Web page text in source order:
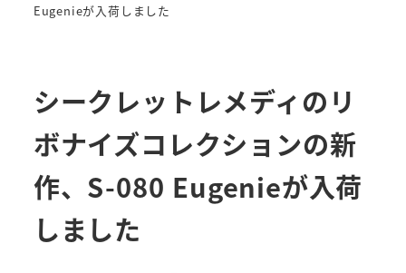
Eugenieが入荷しました
シークレットレメディのリ
ボナイズコレクションの新
作、S-080 Eugenieが入荷
しました